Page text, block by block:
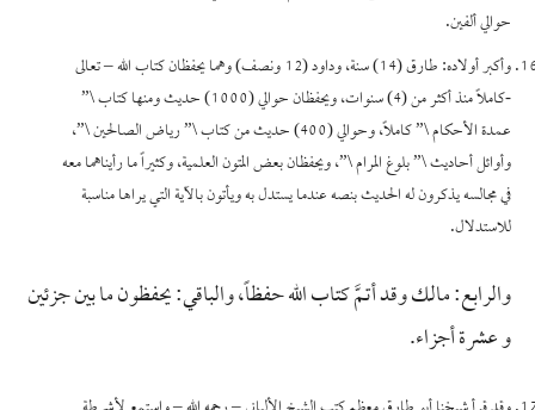
حوالي ألفين.
وأكبر أولاده: طارق (14) سنة، وداود (12 ونصف) وهما يحفظان كتاب الله – تعالى
-كاملاً منذ أكثر من (4) سنوات، ويحفظان حوالي (1000) حديث ومنها كتاب \”
عمدة الأحكام \” كاملاً، وحوالي (400) حديث من كتاب \” رياض الصالحين \”،
وأوائل أحاديث \” بلوغ المرام \”، ويحفظان بعض المتون العلمية، وكثيراً ما رأيناهما معه
في مجالسه يذكرون له الحديث بنصه عندما يستدل به ويأتون بالآية التي يراها مناسبة
للاستدلال.
والرابع: مالك وقد أتمَّ كتاب الله حفظاً، والباقي: يحفظون ما بين جزئين
و عشرة أجزاء.